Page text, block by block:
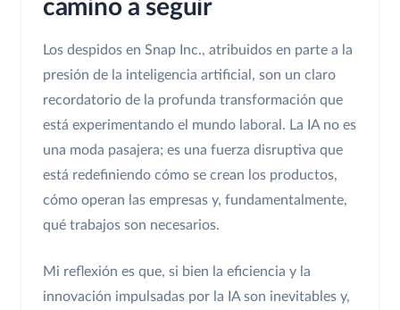
camino a seguir
Los despidos en Snap Inc., atribuidos en parte a la
presión de la inteligencia artificial, son un claro
recordatorio de la profunda transformación que
está experimentando el mundo laboral. La IA no es
una moda pasajera; es una fuerza disruptiva que
está redefiniendo cómo se crean los productos,
cómo operan las empresas y, fundamentalmente,
qué trabajos son necesarios.
Mi reflexión es que, si bien la eficiencia y la
innovación impulsadas por la IA son inevitables y,